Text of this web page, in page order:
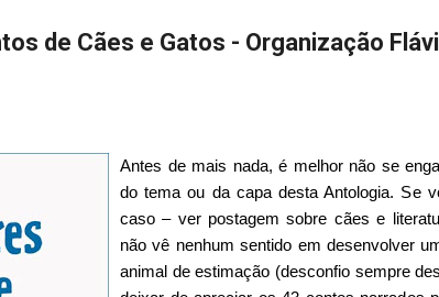
de Cães e Gatos - Organização
Antes de mais nada, é melhor não se
do tema ou da capa desta Antologia. Se
caso – ver postagem sobre cães e
não vê nenhum sentido em desenvolver
animal de estimação (desconfio sempre